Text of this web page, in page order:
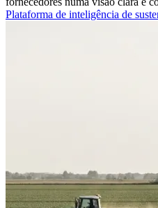
Plataforma de inteligência de